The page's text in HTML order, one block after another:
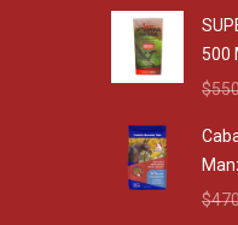
500
$
$